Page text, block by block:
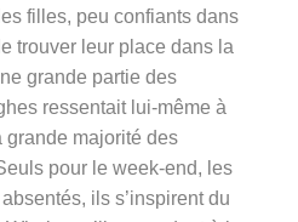
filles, peu confiants dans
trouver leur place dans la
grande partie des
ressentait lui-même à
grande majorité des
pour le week-end, les
ils s’inspirent du